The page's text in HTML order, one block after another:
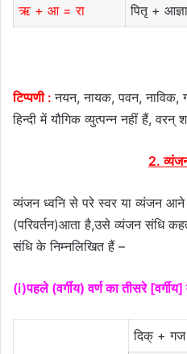
ऋ + आ = रा
पितृ + आज्ञा
टिप्पणी : नयन, नायक, पवन, नाविक,
हिन्दी में यौगिक व्युत्पन्न नहीं हैं,
2.
व्यंजन ध्वनि से परे स्वर या व्यंजन
(परिवर्तन)आता है,उसे
संधि के निम्नलिखित हैं –
(i)पहले (वर्गीय) वर्ण का तीसरे [वर्गीय]
दिक् + गज